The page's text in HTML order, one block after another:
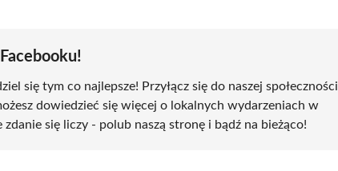
się tym co najlepsze! Przyłącz się do naszej społeczności
dowiedzieć się więcej o lokalnych wydarzeniach w
się liczy - polub naszą stronę i bądź na bieżąco!